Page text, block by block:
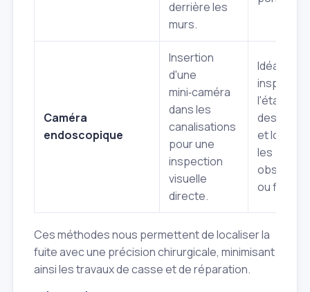
derrière les
murs.
Caméra
endoscopique
Insertion
d'une
mini‑caméra
dans les
canalisations
pour une
inspection
visuelle
directe.
Idéal pour
inspecter
l'état
des
et
les
ou
Ces méthodes nous permettent de localiser la
fuite avec une précision chirurgicale, minimisant
ainsi les travaux de casse et de réparation.